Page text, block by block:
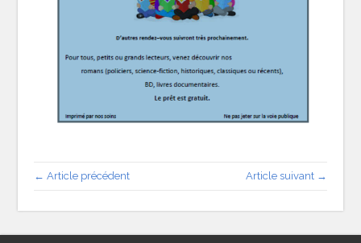
← Article précédent Article suivant →